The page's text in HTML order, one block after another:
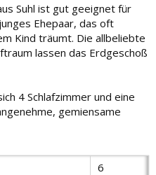
Suhl ist gut geeignet für
Ehepaar, das oft
Kind träumt. Die allbeliebte
lassen das Erdgeschoß
4 Schlafzimmer und eine
gemiensame
6